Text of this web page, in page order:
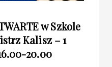
w Szkole
Kalisz – 1
20.00